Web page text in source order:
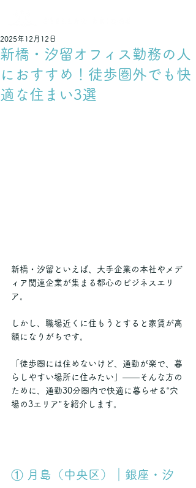
新橋・汐留オフィス勤務の人
におすすめ！徒歩圏外でも快
適な住まい3選
2025年12月12日
新橋・汐留といえば、大手企業の本社やメデ
ィア関連企業が集まる都心のビジネスエリ
ア。
しかし、職場近くに住もうとすると家賃が高
額になりがちです。
「徒歩圏には住めないけど、通勤が楽で、暮
らしやすい場所に住みたい」――そんな方の
ために、通勤30分圏内で快適に暮らせる“穴
場の3エリア”を紹介します。
① 月島（中央区）｜銀座・汐